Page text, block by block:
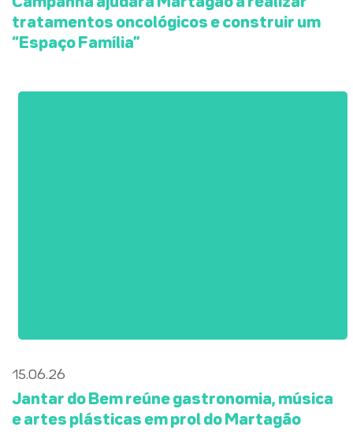
tratamentos oncológicos e construir um
“Espaço Família”
15.06.26
Jantar do Bem reúne gastronomia, música
e artes plásticas em prol do Martagão